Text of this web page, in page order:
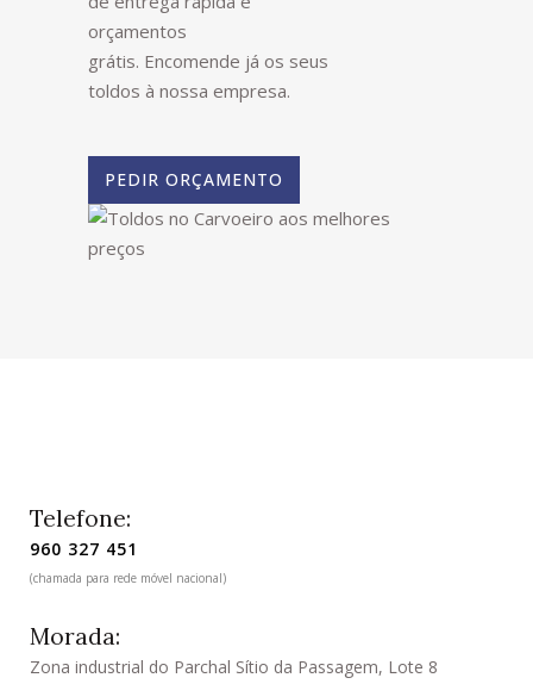
orçamentos
grátis. Encomende já os seus
toldos à nossa empresa.
PEDIR ORÇAMENTO
Telefone:
960 327 451
(chamada para rede móvel nacional)
Morada:
Zona industrial do Parchal Sítio da Passagem, Lote 8